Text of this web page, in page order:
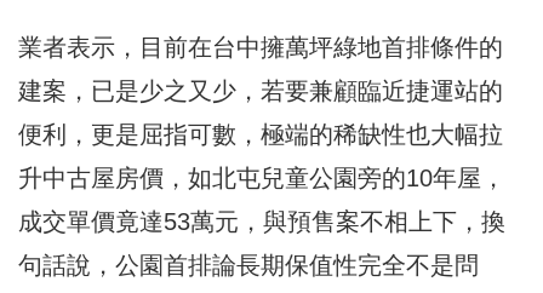
業者表示，目前在台中擁萬坪綠地首排條件的
建案，已是少之又少，若要兼顧臨近捷運站的
便利，更是屈指可數，極端的稀缺性也大幅拉
升中古屋房價，如北屯兒童公園旁的10年屋，
成交單價竟達53萬元，與預售案不相上下，換
句話說，公園首排論長期保值性完全不是問